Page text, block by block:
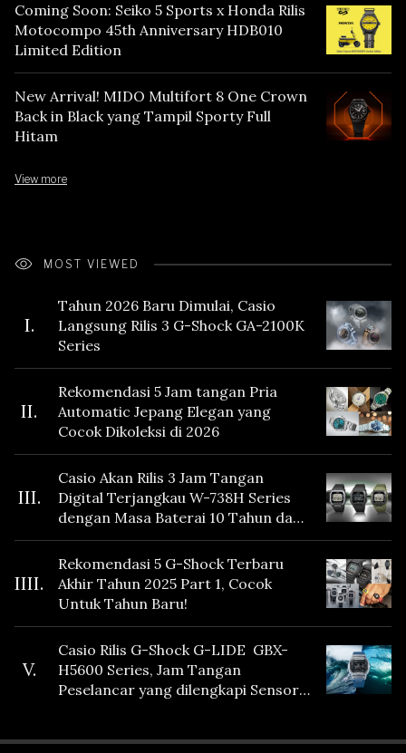
Coming Soon: Seiko 5 Sports x Honda Rilis
Motocompo 45th Anniversary HDB010
Limited Edition
New Arrival! MIDO Multifort 8 One Crown
Back in Black yang Tampil Sporty Full
Hitam
View more
MOST VIEWED
I.
Tahun 2026 Baru Dimulai, Casio
Langsung Rilis 3 G-Shock GA-2100K
Series
II.
Rekomendasi 5 Jam tangan Pria
Automatic Jepang Elegan yang
Cocok Dikoleksi di 2026
III.
Casio Akan Rilis 3 Jam Tangan
Digital Terjangkau W-738H Series
dengan Masa Baterai 10 Tahun dan
Fitur Vibration
IIII.
Rekomendasi 5 G-Shock Terbaru
Akhir Tahun 2025 Part 1, Cocok
Untuk Tahun Baru!
V.
Casio Rilis G-Shock G-LIDE GBX-
H5600 Series, Jam Tangan
Peselancar yang dilengkapi Sensor